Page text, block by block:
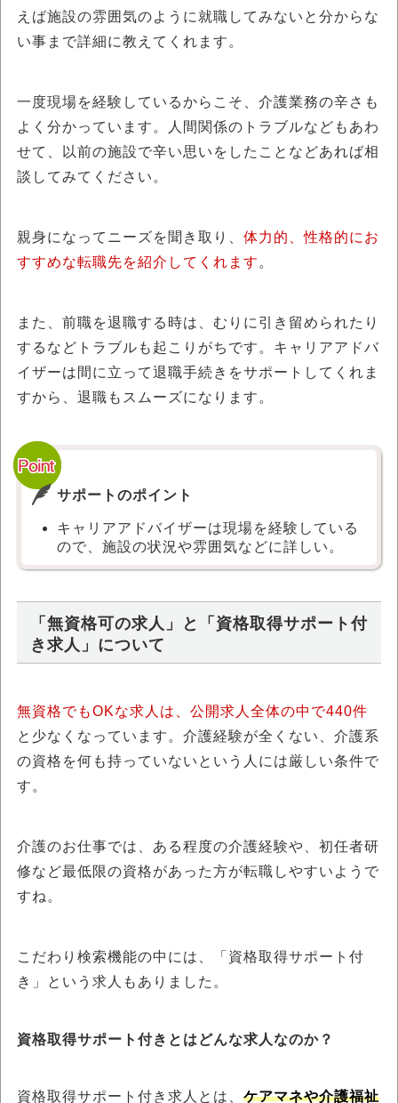
えば施設の雰囲気のように就職してみないと分からな
い事まで詳細に教えてくれます。
一度現場を経験しているからこそ、介護業務の辛さも
よく分かっています。人間関係のトラブルなどもあわ
せて、以前の施設で辛い思いをしたことなどあれば相
談してみてください。
親身になってニーズを聞き取り、 体力的、性格的にお
すすめな転職先を紹介してくれます 。
また、前職を退職する時は、むりに引き留められたり
するなどトラブルも起こりがちです。キャリアアドバ
イザーは間に立って退職手続きをサポートしてくれま
すから、退職もスムーズになります。
サポートのポイント
キャリアアドバイザーは現場を経験している
ので、施設の状況や雰囲気などに詳しい。
「無資格可の求人」と「資格取得サポート付
き求人」について
無資格でもOKな求人は、公開求人全体の中で440件
と少なくなっています。介護経験が全くない、介護系
の資格を何も持っていないという人には厳しい条件で
す。
介護のお仕事では、ある程度の介護経験や、初任者研
修など最低限の資格があった方が転職しやすいようで
すね。
こだわり検索機能の中には、「資格取得サポート付
き」という求人もありました。
資格取得サポート付きとはどんな求人なのか？
資格取得サポート付き求人とは、 ケアマネや介護福祉